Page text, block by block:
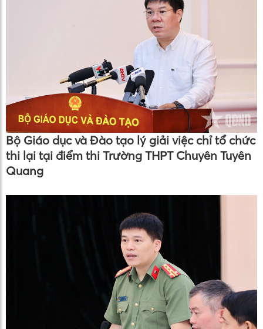
Bộ Giáo dục và Đào tạo lý giải việc chỉ tổ chức
thi lại tại điểm thi Trường THPT Chuyên Tuyên
Quang